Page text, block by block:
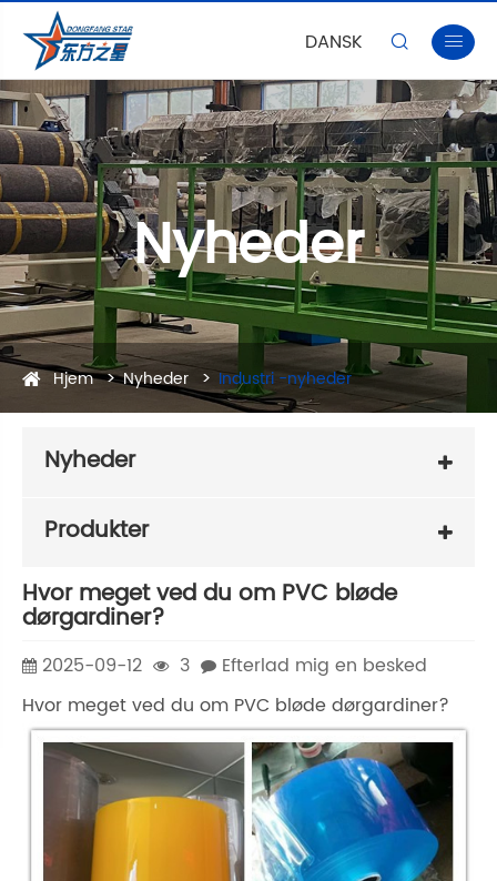
DANSK  
Nyheder
Hjem Nyheder Industri -nyheder
Nyheder
Produkter
Hvor meget ved du om PVC bløde
dørgardiner?
2025-09-12 3
Efterlad mig en besked
Hvor meget ved du om PVC bløde dørgardiner?